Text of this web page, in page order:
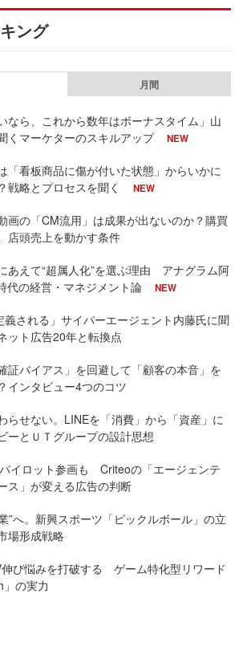
ング
月間
なら、これから数年はボーナスタイム」山
くマーケターのスキルアップ
NEW
「看板商品に傷が付いた状態」からいかに
戦略とプロセスを聞く
NEW
画の「CM流用」は成果が出ないのか？購買
店頭売上を動かす条件
あえて“超属人化”を選ぶ理由 アナグラム阿
代の経営・マネジメント論
NEW
義される」サイバーエージェント内藤氏に聞
ット広告20年と転換点
証バイアス」を回避して「顧客の本音」を
インタビュー4つのコツ
らせない。LINEを「消費」から「資産」に
ーとＵＴグループの設計思想
イロット参画も Criteoの「エージェンテ
ス」が変える広告の判断
”へ。新興スポーツ「ピックルボール」の立
場形成戦略
び悩みを打破する ゲーム特化型リワード
の実力